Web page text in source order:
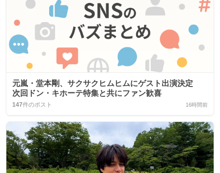
元嵐・堂本剛、サクサクヒムヒムにゲスト出演決定
次回ドン・キホーテ特集と共にファン歓喜
147件のポスト 16時間前